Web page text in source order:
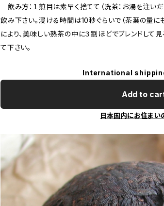
飲み方：１煎目は素早く捨てて（洗茶：お湯を注い
飲み下さい。浸ける時間は10秒ぐらいで（茶葉の量に
により、美味しい熟茶の中に３割ほどでブレンドして
て下さい。
International
Add to
日本国内にお住まい